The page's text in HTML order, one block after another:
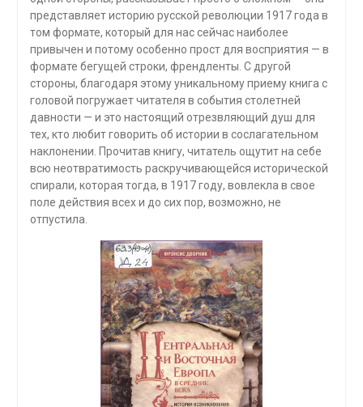
пред­ставляет историю русской революции 1917 года в
том фор­мате, который для нас сейчас наиболее
привычен и потому особенно прост для восприятия — в
формате бегущей строки, френдленты. С другой
стороны, благодаря этому уникаль­ному приему книга с
головой погружает читателя в события столетней
давности — и это настоящий отрезвляющий душ для
тех, кто любит говорить об истории в сослагательном
наклонении. Прочитав книгу, читатель ощутит на себе
всю неотвратимость раскручивающейся исторической
спирали, которая тогда, в 1917 году, вовлекла в свое
поле действия всех и до сих пор, возможно, не
отпустила.